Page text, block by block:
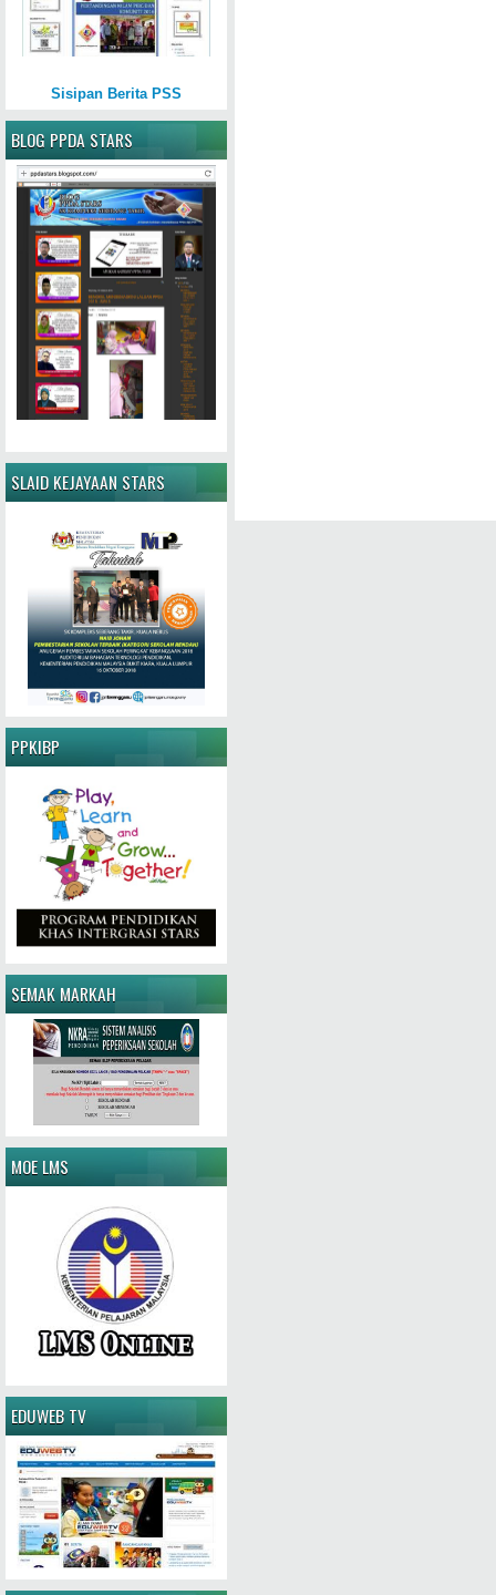
Sisipan Berita PSS
BLOG PPDA STARS
SLAID KEJAYAAN STARS
PPKIBP
SEMAK MARKAH
MOE LMS
EDUWEB TV